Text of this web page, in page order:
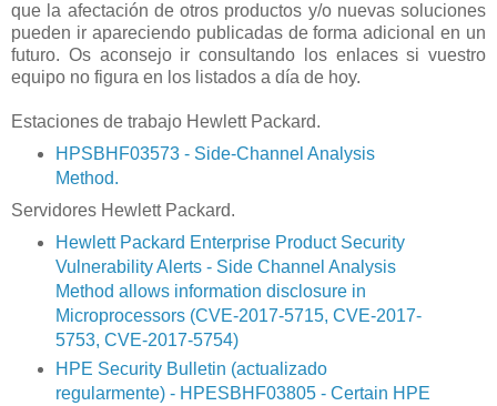
que la afectación de otros productos y/o nuevas soluciones
pueden ir apareciendo publicadas de forma adicional en un
futuro. Os aconsejo ir consultando los enlaces si vuestro
equipo no figura en los listados a día de hoy.
Estaciones de trabajo Hewlett Packard.
HPSBHF03573 - Side-Channel Analysis
Method.
Servidores Hewlett Packard.
Hewlett Packard Enterprise Product Security
Vulnerability Alerts - Side Channel Analysis
Method allows information disclosure in
Microprocessors (CVE-2017-5715, CVE-2017-
5753, CVE-2017-5754)
HPE Security Bulletin (actualizado
regularmente) - HPESBHF03805 - Certain HPE